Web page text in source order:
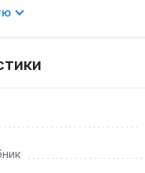
BLU R, а також інші
якості, що
та ефективний